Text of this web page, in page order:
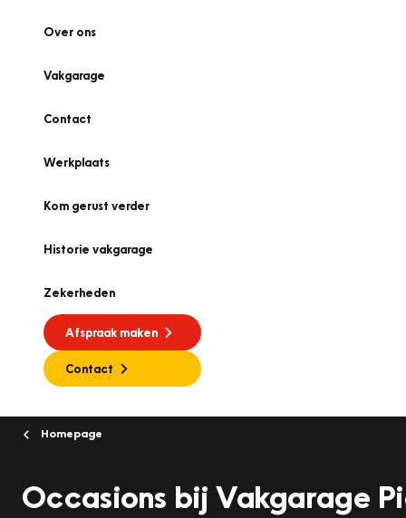
Over ons
Vakgarage
Contact
Werkplaats
Kom gerust verder
Historie vakgarage
Zekerheden
Afspraak maken
Contact
Homepage
Occasions bij Vakgarage